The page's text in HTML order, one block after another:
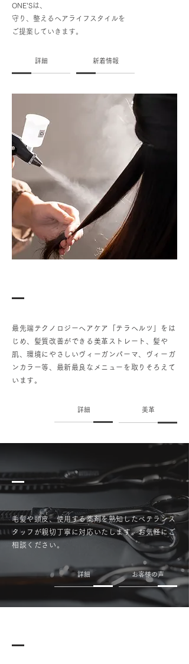
ONE’Sは、
守り、整えるヘアライフスタイルを
ご提案していきます。
詳細 新着情報
最先端テクノロジーヘアケア「テラヘルツ」をは
じめ、髪質改善ができる美革ストレート、髪や
肌、環境にやさしいヴィーガンパーマ、ヴィーガ
ンカラー等、最新最良なメニューを取りそろえて
います。
詳細 美革
毛髪や頭皮、使用する薬剤を熟知したベテランス
タッフが親切丁寧に対応いたします。お気軽にご
相談ください。
詳細 お客様の声